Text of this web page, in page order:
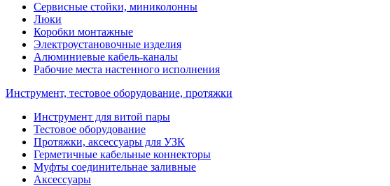
Сервисные стойки, миниколонны
Люки
Коробки монтажные
Электроустановочные изделия
Алюминиевые кабель-каналы
Рабочие места настенного исполнения
Инструмент, тестовое оборудование, протяжки
Инструмент для витой пары
Тестовое оборудование
Протяжки, аксессуары для УЗК
Герметичные кабельные коннекторы
Муфты соединительнае заливные
Аксессуары